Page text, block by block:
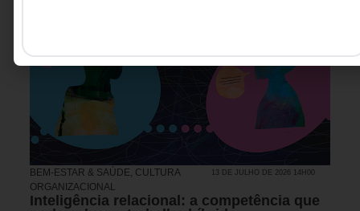
BEM-ESTAR & SAÚDE, CULTURA
ORGANIZACIONAL
13 DE JULHO DE 2026 14H00
Inteligência relacional: a competência que